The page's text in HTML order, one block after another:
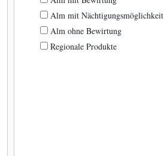
Alm mit Nächtigungsmöglichkeit
Alm ohne Bewirtung
Regionale Produkte